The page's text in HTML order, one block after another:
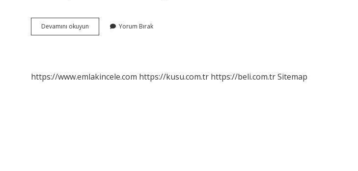
Devamını okuyun
Atsız
Yorum Bırak
https://www.emlakincele.com https://kusu.com.tr https://beli.com.trSitemap